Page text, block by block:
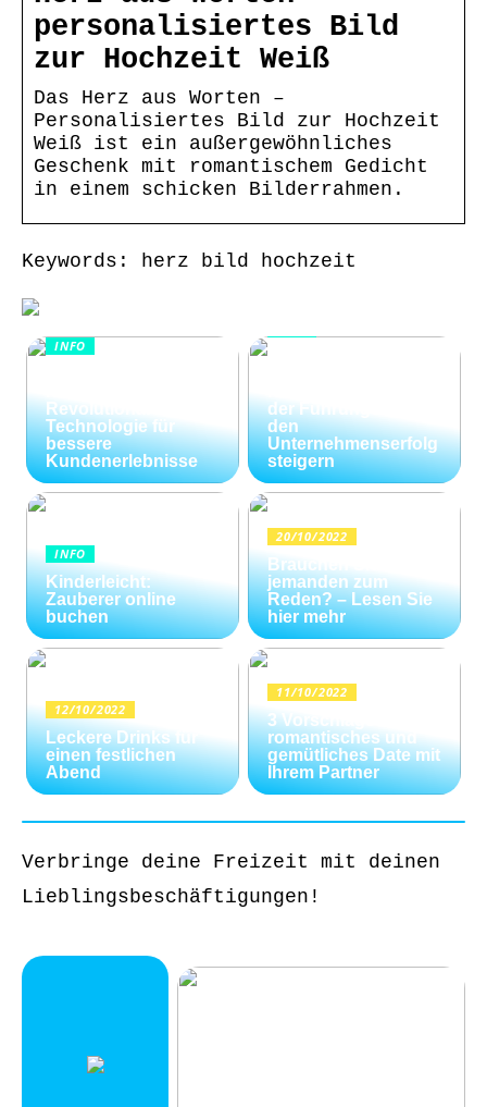
personalisiertes Bild
zur Hochzeit Weiß
Das Herz aus Worten –
Personalisiertes Bild zur Hochzeit
Weiß ist ein außergewöhnliches
Geschenk mit romantischem Gedicht
in einem schicken Bilderrahmen.
Keywords: herz bild hochzeit
INFO
Revolutionäre
Technologie für
bessere
Kundenerlebnisse
der Führungskräfte
den
Unternehmenserfolg
steigern
INFO
Kinderleicht:
Zauberer online
buchen
20/10/2022
Brauchen Sie
jemanden zum
Reden? – Lesen Sie
hier mehr
12/10/2022
Leckere Drinks für
einen festlichen
Abend
11/10/2022
3 Vorschläge für ein
romantisches und
gemütliches Date mit
Ihrem Partner
Verbringe deine Freizeit mit deinen
Lieblingsbeschäftigungen!